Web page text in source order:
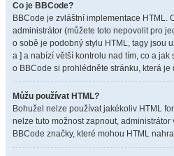
Co je BBCode?
BBCode je zvláštní implementace HTML.
administrátor (můžete toto nepovolit pro
o sobě je podobný stylu HTML, tagy jsou
a ] a nabízí větší kontrolu nad tím, co a
o BBCode si prohlédněte stránku, která
Můžu používat HTML?
Bohužel nelze používat jakékoliv HTML
nelze tuto možnost zapnout,
BBCode značky, které mohou HTML